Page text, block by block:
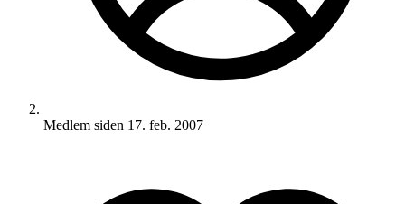
Medlem siden 17. feb. 2007